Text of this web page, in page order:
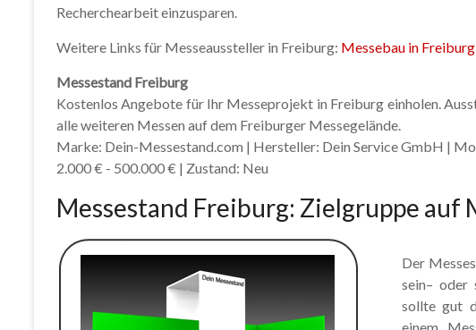
Recherchearbeit einzusparen.
Weitere Links für Messeaussteller in Freiburg: Messebau in Freiburg
Messestand Freiburg
Kostenlos Angebote für Ihr Messeprojekt in Freiburg einholen.
alle weiteren Messen auf dem Freiburger Messegelände.
Marke: Dein-Messestand.com | Hersteller: Dein Service GmbH |
2.000 € - 500.000 € | Zustand: Neu
Messestand Freiburg: Zielgruppe auf
Der
sein– oder
sollte gut
einem